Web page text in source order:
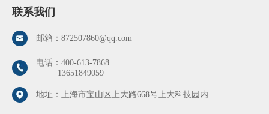
联系我们
邮箱： 872507860@qq.com
电话： 400-613-7868
13651849059
地址：上海市宝山区上大路668号上大科技园内